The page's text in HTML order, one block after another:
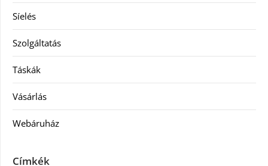
Síelés
Szolgáltatás
Táskák
Vásárlás
Webáruház
Címkék